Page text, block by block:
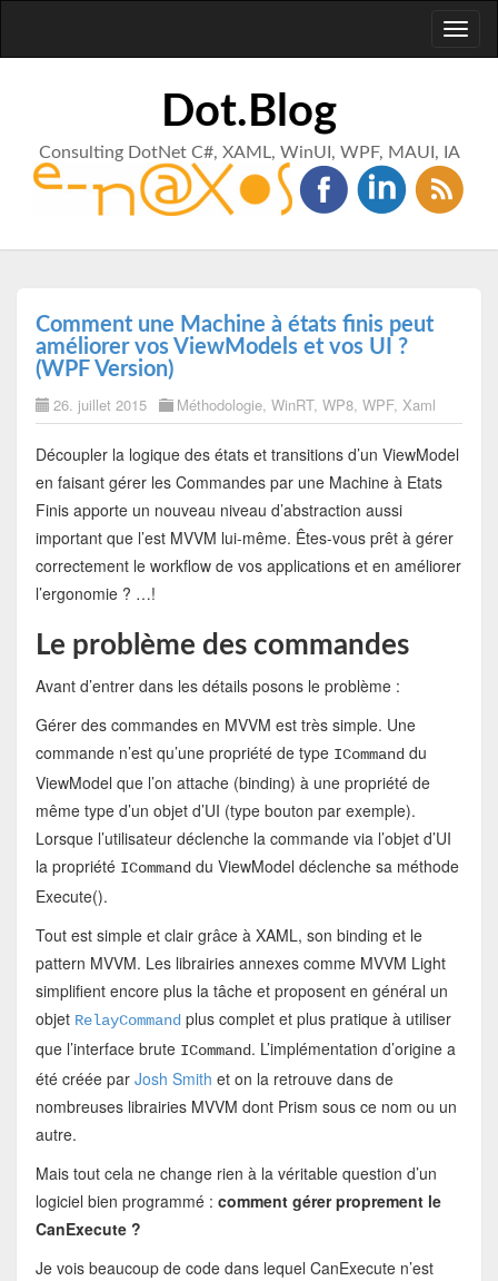
Dot.Blog
Consulting DotNet C#, XAML, WinUI, WPF, MAUI, IA
Comment une Machine à états finis peut
améliorer vos ViewModels et vos UI ?
(WPF Version)
26. juillet 2015 Méthodologie, WinRT, WP8, WPF, Xaml
Découpler la logique des états et transitions d’un ViewModel
en faisant gérer les Commandes par une Machine à Etats
Finis apporte un nouveau niveau d’abstraction aussi
important que l’est MVVM lui-même. Êtes-vous prêt à gérer
correctement le workflow de vos applications et en améliorer
l’ergonomie ? …!
Le problème des commandes
Avant d’entrer dans les détails posons le problème :
Gérer des commandes en MVVM est très simple. Une
commande n’est qu’une propriété de type ICommanddu
ViewModel que l’on attache (binding) à une propriété de
même type d’un objet d’UI (type bouton par exemple).
Lorsque l’utilisateur déclenche la commande via l’objet d’UI
la propriété ICommanddu ViewModel déclenche sa méthode
Execute().
Tout est simple et clair grâce à XAML, son binding et le
pattern MVVM. Les librairies annexes comme MVVM Light
simplifient encore plus la tâche et proposent en général un
objet RelayCommandplus complet et plus pratique à utiliser
que l’interface brute ICommand. L’implémentation d’origine a
été créée par Josh Smith et on la retrouve dans de
nombreuses librairies MVVM dont Prism sous ce nom ou un
autre.
Mais tout cela ne change rien à la véritable question d’un
logiciel bien programmé : comment gérer proprement le
CanExecute ?
Je vois beaucoup de code dans lequel CanExecute n’est